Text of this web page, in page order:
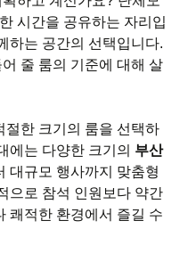
시간을 공유하는 자리입
하는 공간의 선택입니다.
줄 룸의 기준에 대해 살
절한 크기의 룸을 선택하
에는 다양한 크기의 부산
대규모 행사까지 맞춤형
으로 참석 인원보다 약간
쾌적한 환경에서 즐길 수